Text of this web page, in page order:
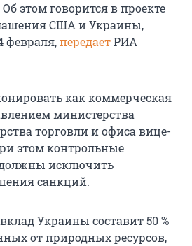
этом говорится в проекте
США и Украины,
февраля,передаетРИА
как коммерческая
министерства
торговли и офиса вице-
этом контрольные
исключить
санкций.
Украины составит 50 %
от природных ресурсов,